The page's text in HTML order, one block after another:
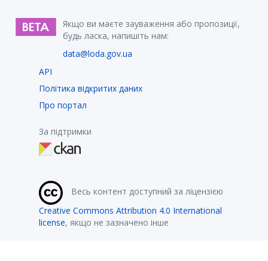
Якщо ви маєте зауваження або пропозиції,
будь ласка, напишіть нам:
data@loda.gov.ua
API
Політика відкритих даних
Про портал
За підтримки
Весь контент доступний за ліцензією
Creative Commons Attribution 4.0 International
license, якщо не зазначено інше